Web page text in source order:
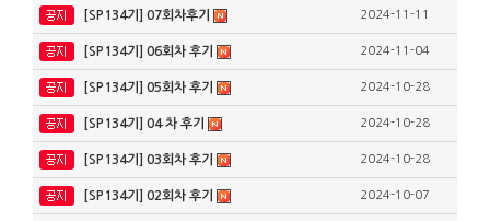
[SP134기] 07회차후기 2024-11-11
[SP134기] 06회차 후기 2024-11-04
[SP134기] 05회차 후기 2024-10-28
[SP134기] 04 차 후기 2024-10-28
[SP134기] 03회차 후기 2024-10-28
[SP134기] 02회차 후기 2024-10-07